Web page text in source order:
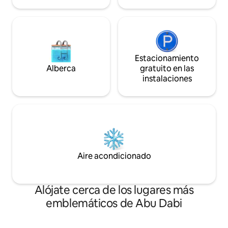
Alberca
Estacionamiento
gratuito en las
instalaciones
Aire acondicionado
Alójate cerca de los lugares más
emblemáticos de Abu Dabi